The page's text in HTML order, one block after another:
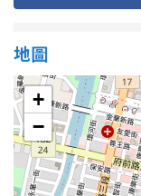
屋齡
不拘
5-10 年
20-30 年
地圖
+
−